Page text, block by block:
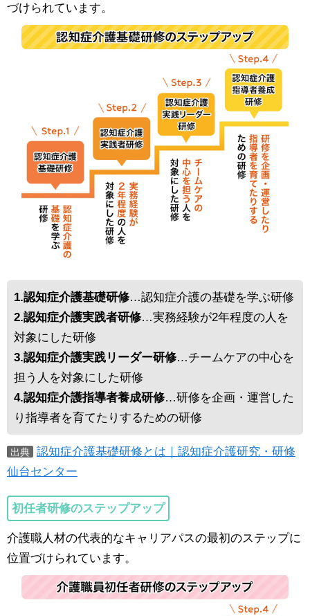
づけられています。
1.認知症介護基礎研修…認知症介護の基礎を学ぶ研修
2.認知症介護実践者研修…実務経験が2年程度の人を
対象にした研修
3.認知症介護実践リーダー研修…チームケアの中心を
担う人を対象にした研修
4.認知症介護指導者養成研修…研修を企画・運営した
り指導者を育てたりするための研修
出典
認知症介護基礎研修とは｜認知症介護研究・研修
仙台センター
初任者研修のステップアップ
介護職人材の代表的なキャリアパスの最初のステップに
位置づけられています。